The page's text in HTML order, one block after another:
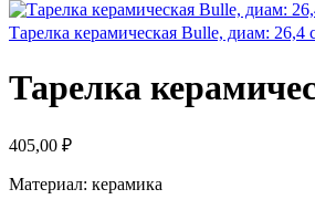
Тарелка керамическая Bulle, диам: 26,4
Тарелка
405,00 ₽
Материал: керамика